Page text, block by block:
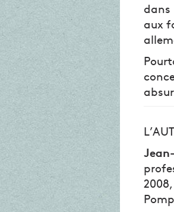
dans
aux